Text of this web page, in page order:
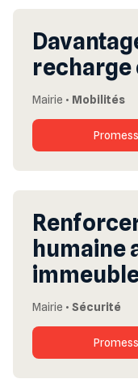
Mairie • Mobilités
humaine
Mairie • Sécurité